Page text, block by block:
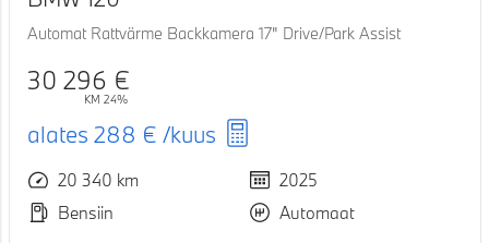
Automat Rattvärme Backkamera 17" Drive/Park Assist
30 296 €
KM 24%
alates 288 € /kuus
20 340 km
2025
Bensiin
Automaat